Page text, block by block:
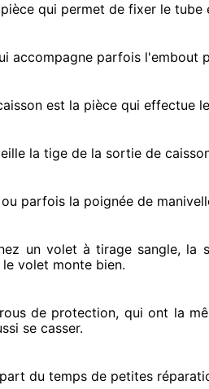
qui permet de fixer le
accompagne parfois l'embout
est la pièce qui effectue
la tige de la sortie de
ou parfois la poignée de
un volet à tirage sangle, la
le volet monte bien.
de protection, qui ont la
se casser.
du temps de petites